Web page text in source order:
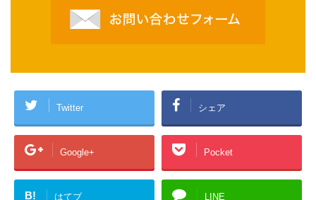
Twitter シェア
Google+ Pocket
B! はてブ LINE